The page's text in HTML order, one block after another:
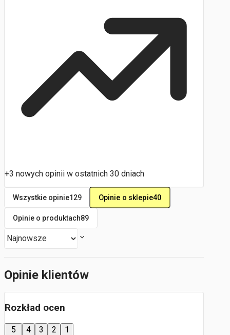
+3 nowych opinii w ostatnich 30 dniach
Wszystkie opinie129 Opinie o sklepie40
Opinie o produktach89
Opinie klientów
Rozkład ocen
5
4
3
2
1